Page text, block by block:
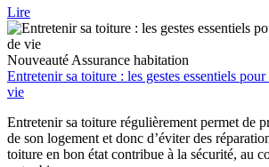
Lire
Nouveauté Assurance habitation
Entretenir sa toiture : les gestes essentiels
vie
Entretenir sa toiture régulièrement permet de
de son logement et donc d’éviter des
toiture en bon état contribue à la sécurité, au